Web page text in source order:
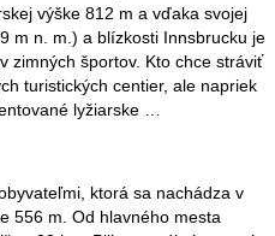
výške 812 m a vďaka svojej
m n. m.) a blízkosti Innsbrucku je
zimných športov. Kto chce stráviť
turistických centier, ale napriek
lyžiarske …
ktorá sa nachádza v
556 m. Od hlavného mesta